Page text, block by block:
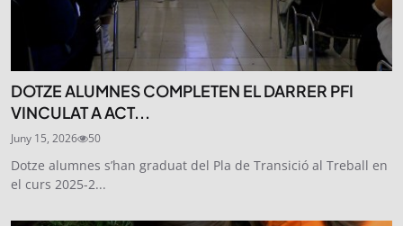
DOTZE ALUMNES COMPLETEN EL DARRER PFI
VINCULAT A ACT...
Juny 15, 2026 50
Dotze alumnes s’han graduat del Pla de Transició al Treball en
el curs 2025-2...